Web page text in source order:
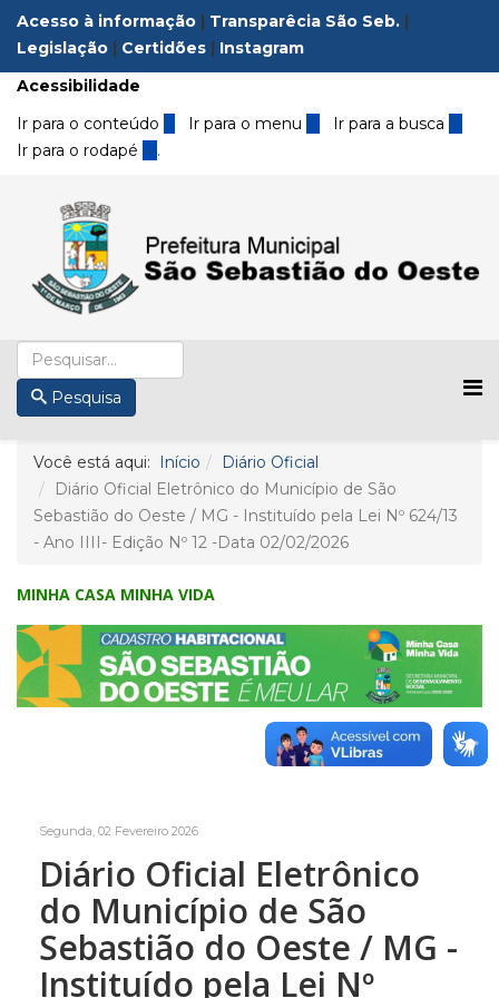
Acesso à informação | Transparêcia São Seb. |
Legislação | Certidões | Instagram
Acessibilidade
Ir para o conteúdo 1 Ir para o menu 2 Ir para a busca3
Ir para o rodapé 4 .
Pesquisa
Você está aqui: Início
Diário Oficial
Diário Oficial Eletrônico do Município de São
Sebastião do Oeste / MG - Instituído pela Lei Nº 624/13
- Ano IIII- Edição Nº 12 -Data 02/02/2026
MINHA CASA MINHA VIDA
Segunda, 02 Fevereiro 2026
Diário Oficial Eletrônico
do Município de São
Sebastião do Oeste / MG -
Instituído pela Lei Nº